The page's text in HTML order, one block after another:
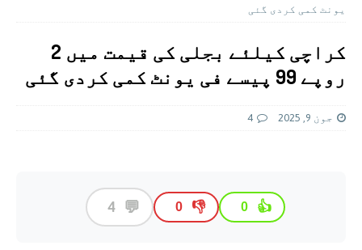
یونٹ کمی کردی گئی
کراچی کیلئے بجلی کی قیمت میں 2
روپے 99 پیسے فی یونٹ کمی کردی گئی
جون 9, 2025 4
👍
0
👎
0
💬
4